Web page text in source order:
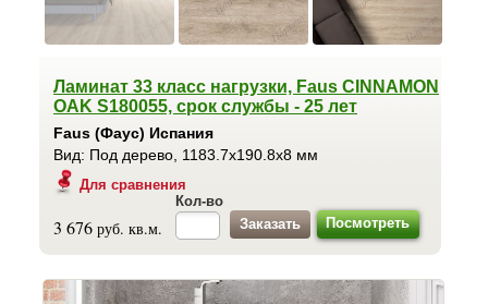
Ламинат 33 класс нагрузки, Faus CINNAMON
OAK S180055, срок службы - 25 лет
Faus (Фаус) Испания
Вид: Под дерево, 1183.7x190.8x8 мм
Для сравнения
3 676 руб. кв.м.
Кол-во
Посмотреть